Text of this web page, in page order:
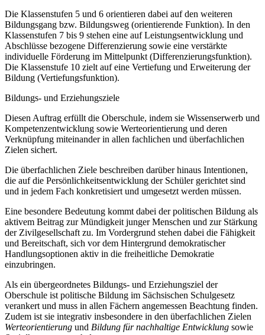
Die Klassenstufen 5 und 6 orientieren dabei auf den weiteren
Bildungsgang bzw. Bildungsweg (orientierende Funktion). In den
Klassenstufen 7 bis 9 stehen eine auf Leistungsentwicklung und
Abschlüsse bezogene Differenzierung sowie eine verstärkte
individuelle Förderung im Mittelpunkt (Differenzierungsfunktion).
Die Klassenstufe 10 zielt auf eine Vertiefung und Erweiterung der
Bildung (Vertiefungsfunktion).
Bildungs- und Erziehungsziele
Diesen Auftrag erfüllt die Oberschule, indem sie Wissenserwerb und
Kompetenzentwicklung sowie Werteorientierung und deren
Verknüpfung miteinander in allen fachlichen und überfachlichen
Zielen sichert.
Die überfachlichen Ziele beschreiben darüber hinaus Intentionen,
die auf die Persönlichkeitsentwicklung der Schüler gerichtet sind
und in jedem Fach konkretisiert und umgesetzt werden müssen.
Eine besondere Bedeutung kommt dabei der politischen Bildung als
aktivem Beitrag zur Mündigkeit junger Menschen und zur Stärkung
der Zivilgesellschaft zu. Im Vordergrund stehen dabei die Fähigkeit
und Bereitschaft, sich vor dem Hintergrund demokratischer
Handlungsoptionen aktiv in die freiheitliche Demokratie
einzubringen.
Als ein übergeordnetes Bildungs- und Erziehungsziel der
Oberschule ist politische Bildung im Sächsischen Schulgesetz
verankert und muss in allen Fächern angemessen Beachtung finden.
Zudem ist sie integrativ insbesondere in den überfachlichen Zielen
Werteorientierung und Bildung für nachhaltige Entwicklung sowie